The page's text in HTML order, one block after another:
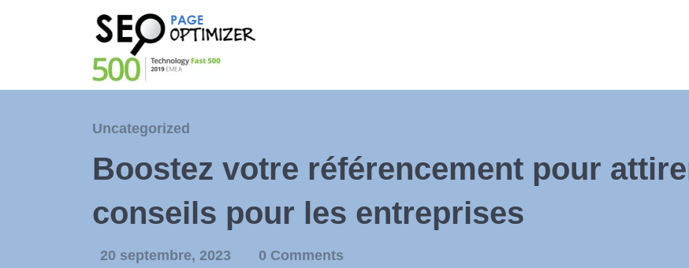
Uncategorized
Boostez votre référencement pour
conseils pour les entreprises
20 septembre, 2023 0 Comments